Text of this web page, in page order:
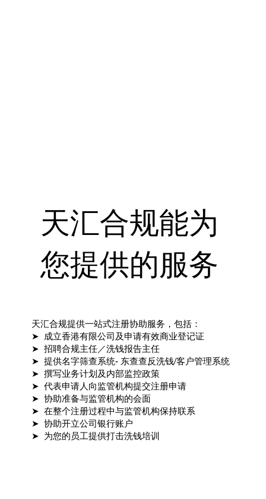
天汇合规能为
您提供的服务
天汇合规提供一站式注册协助服务，包括：
➤ 成立香港有限公司及申请有效商业登记证
➤ 招聘合规主任／洗钱报告主任
➤ 提供名字筛查系统- 东查查反洗钱/客户管理系统
➤ 撰写业务计划及内部监控政策
➤ 代表申请人向监管机构提交注册申请
➤ 协助准备与监管机构的会面
➤ 在整个注册过程中与监管机构保持联系
➤ 协助开立公司银行账户
➤ 为您的员工提供打击洗钱培训